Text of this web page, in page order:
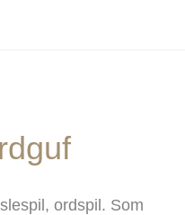
ordspil. Som